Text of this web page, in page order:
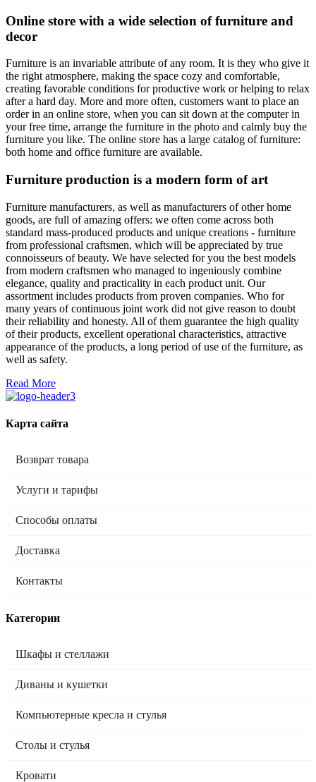
Online store with a wide selection of furniture and
decor
Furniture is an invariable attribute of any room. It is they who give it
the right atmosphere, making the space cozy and comfortable,
creating favorable conditions for productive work or helping to relax
after a hard day. More and more often, customers want to place an
order in an online store, when you can sit down at the computer in
your free time, arrange the furniture in the photo and calmly buy the
furniture you like. The online store has a large catalog of furniture:
both home and office furniture are available.
Furniture production is a modern form of art
Furniture manufacturers, as well as manufacturers of other home
goods, are full of amazing offers: we often come across both
standard mass-produced products and unique creations - furniture
from professional craftsmen, which will be appreciated by true
connoisseurs of beauty. We have selected for you the best models
from modern craftsmen who managed to ingeniously combine
elegance, quality and practicality in each product unit. Our
assortment includes products from proven companies. Who for
many years of continuous joint work did not give reason to doubt
their reliability and honesty. All of them guarantee the high quality
of their products, excellent operational characteristics, attractive
appearance of the products, a long period of use of the furniture, as
well as safety.
Read More
Карта сайта
Возврат товара
Услуги и тарифы
Способы оплаты
Доставка
Контакты
Категории
Шкафы и стеллажи
Диваны и кушетки
Компьютерные кресла и стулья
Столы и стулья
Кровати